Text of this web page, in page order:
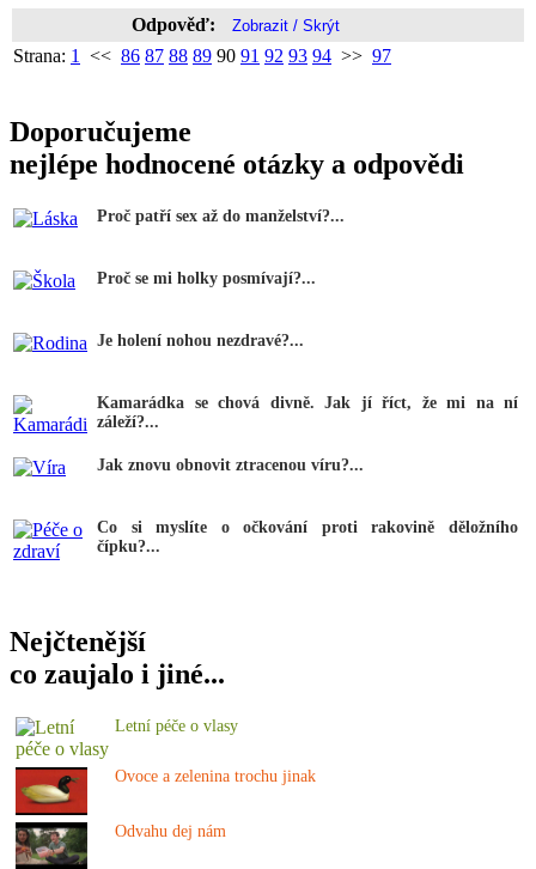
Odpověď:
Strana: 1 << 86 87 88 89 90 91 92 93 94 >> 97
Doporučujeme
nejlépe hodnocené otázky a odpovědi
Proč patří sex až do manželství?...
Proč se mi holky posmívají?...
Je holení nohou nezdravé?...
Kamarádka se chová divně. Jak jí říct, že mi na ní
záleží?...
Jak znovu obnovit ztracenou víru?...
Co si myslíte o očkování proti rakovině děložního
čípku?...
Nejčtenější
co zaujalo i jiné...
Letní péče o vlasy
Ovoce a zelenina trochu jinak
Odvahu dej nám